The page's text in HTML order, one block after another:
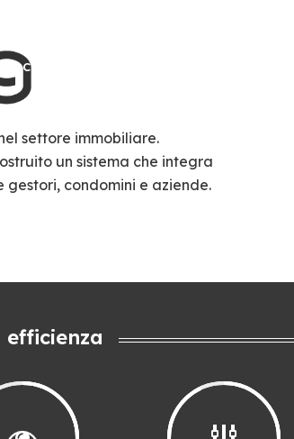
CONTATTI
settore immobiliare.
un sistema che integra
condomini e aziende.
efficienza